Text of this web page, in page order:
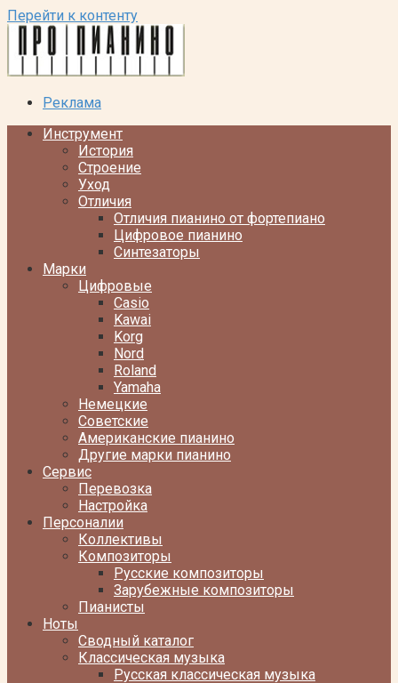
Перейти к контенту
Реклама
Инструмент
История
Строение
Уход
Отличия
Отличия пианино от фортепиано
Цифровое пианино
Синтезаторы
Марки
Цифровые
Casio
Kawai
Korg
Nord
Roland
Yamaha
Немецкие
Советские
Американские пианино
Другие марки пианино
Сервис
Перевозка
Настройка
Персоналии
Коллективы
Композиторы
Русские композиторы
Зарубежные композиторы
Пианисты
Ноты
Сводный каталог
Классическая музыка
Русская классическая музыка